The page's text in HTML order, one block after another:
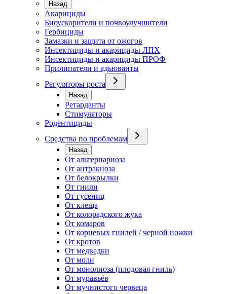
Назад
Акарициды
Биоускорители и почвоулучшители
Гербициды
Замазки и защита от ожогов
Инсектициды и акарициды ЛПХ
Инсектициды и акарициды ПРОФ
Прилипатели и адьюванты
Регуляторы роста
Назад
Ретарданты
Стимуляторы
Родентициды
Средства по проблемам
Назад
От альтернариоза
От антракноза
От белокрылки
От гнили
От гусениц
От клеща
От колорадского жука
От комаров
От корневых гнилей / черной ножки
От кротов
От медведки
От моли
От монолиоза (плодовая гниль)
От муравьёв
От мучнистого червеца